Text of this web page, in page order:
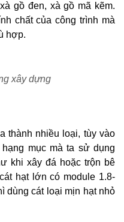
gồ đen, xà gồ mã kẽm.
chất của công trình mà
hợp.
xây dựng
thành nhiều loại, tùy vào
mục mà ta sử dụng
khi xây đá hoặc trộn bê
hạt lớn có module 1.8-
dùng cát loại mịn hạt nhỏ